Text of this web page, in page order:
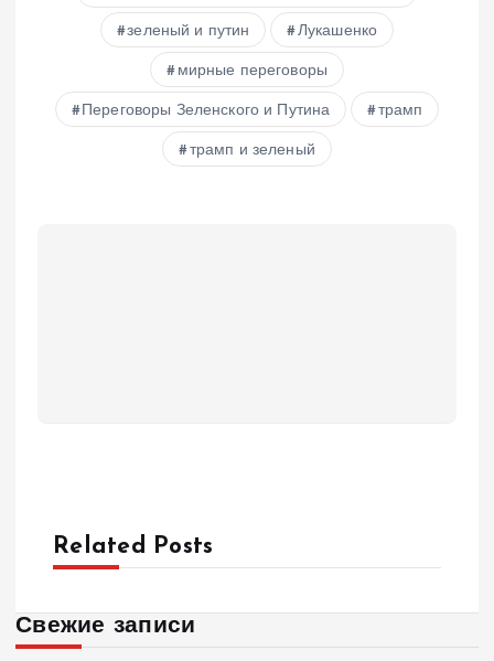
зеленый и путин Лукашенко
мирные переговоры
Переговоры Зеленского и Путина трамп
трамп и зеленый
Related Posts
Свежие записи